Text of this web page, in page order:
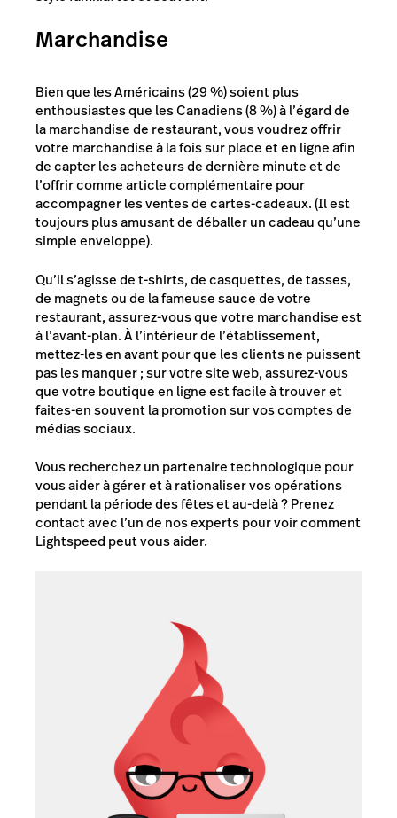
Marchandise
Bien que les Américains (29 %) soient plus
enthousiastes que les Canadiens (8 %) à l’égard de
la marchandise de restaurant, vous voudrez offrir
votre marchandise à la fois sur place et en ligne afin
de capter les acheteurs de dernière minute et de
l’offrir comme article complémentaire pour
accompagner les ventes de cartes-cadeaux. (Il est
toujours plus amusant de déballer un cadeau qu’une
simple enveloppe).
Qu’il s’agisse de t-shirts, de casquettes, de tasses,
de magnets ou de la fameuse sauce de votre
restaurant, assurez-vous que votre marchandise est
à l’avant-plan. À l’intérieur de l’établissement,
mettez-les en avant pour que les clients ne puissent
pas les manquer ; sur votre site web, assurez-vous
que votre boutique en ligne est facile à trouver et
faites-en souvent la promotion sur vos comptes de
médias sociaux.
Vous recherchez un partenaire technologique pour
vous aider à gérer et à rationaliser vos opérations
pendant la période des fêtes et au-delà ? Prenez
contact avec l’un de nos experts pour voir comment
Lightspeed peut vous aider.